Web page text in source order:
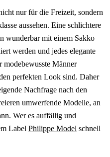
nur für die Freizeit, sondern
aussehen. Eine schlichtere
wunderbar mit einem Sakko
werden und jedes elegante
modebewusste Männer
perfekten Look sind. Daher
Nachfrage nach den
umwerfende Modelle, an
Wer es auffällig und
Label Philippe Model schnell